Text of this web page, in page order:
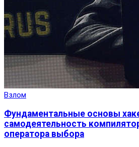
Взлом
Фундаментальные основы
самодеятельность
оператора выбора